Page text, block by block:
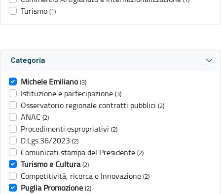
Turismo (1)
Categoria
Michele Emiliano (3)
Istituzione e partecipazione (3)
Osservatorio regionale contratti pubblici (2)
ANAC (2)
Procedimenti espropriativi (2)
D.Lgs.36/2023 (2)
Comunicati stampa del Presidente (2)
Turismo e Cultura (2)
Competitività, ricerca e Innovazione (2)
Puglia Promozione (2)